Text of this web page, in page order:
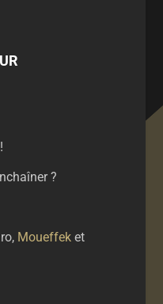
?
Moueffeket